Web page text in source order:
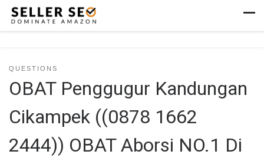
Skip to content
QUESTIONS
OBAT Penggugur Kandungan
Cikampek ((0878 1662
2444)) OBAT Aborsi NO.1 Di